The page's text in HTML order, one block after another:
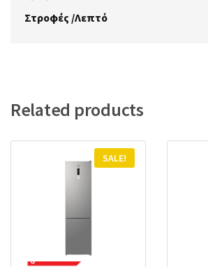
Στροφές /Λεπτό
Related products
SALE!